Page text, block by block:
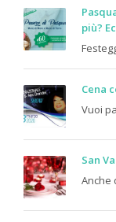
più?
Cena
Vuoi
San
Anche